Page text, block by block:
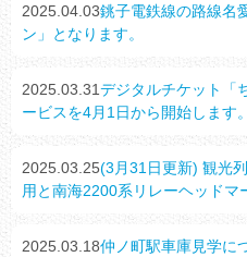
2025.04.03銚子電鉄線の路線名
ン」となります。
2025.03.31デジタルチケット「
ービスを4月1日から開始します。
2025.03.25(3月31日更新) 観光
用と南海2200系リレーヘッドマ
2025.03.18仲ノ町駅車庫見学に